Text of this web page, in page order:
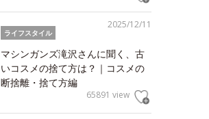
2025/12/11
ライフスタイル
マシンガンズ滝沢さんに聞く、古
いコスメの捨て方は？｜コスメの
断捨離・捨て方編
65891 view